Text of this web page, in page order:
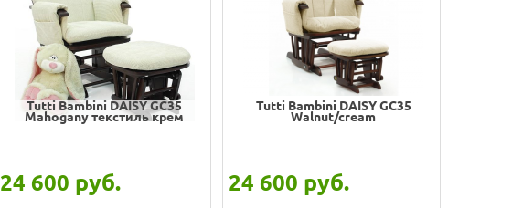
Tutti Bambini DAISY GC35
Mahogany текстиль крем
24 600 руб.
Tutti Bambini DAISY GC35
Walnut/cream
24 600 руб.